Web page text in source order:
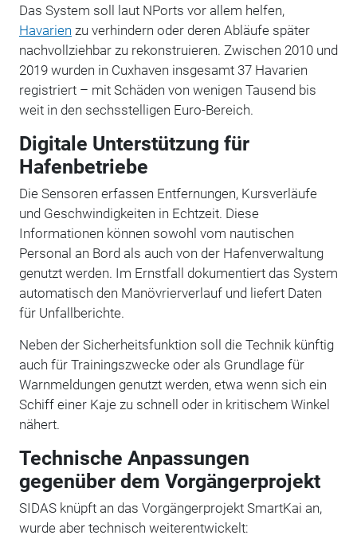
Das System soll laut NPorts vor allem helfen,
Havarien zu verhindern oder deren Abläufe später
nachvollziehbar zu rekonstruieren. Zwischen 2010 und
2019 wurden in Cuxhaven insgesamt 37 Havarien
registriert – mit Schäden von wenigen Tausend bis
weit in den sechsstelligen Euro-Bereich.
Digitale Unterstützung für
Hafenbetriebe
Die Sensoren erfassen Entfernungen, Kursverläufe
und Geschwindigkeiten in Echtzeit. Diese
Informationen können sowohl vom nautischen
Personal an Bord als auch von der Hafenverwaltung
genutzt werden. Im Ernstfall dokumentiert das System
automatisch den Manövrierverlauf und liefert Daten
für Unfallberichte.
Neben der Sicherheitsfunktion soll die Technik künftig
auch für Trainingszwecke oder als Grundlage für
Warnmeldungen genutzt werden, etwa wenn sich ein
Schiff einer Kaje zu schnell oder in kritischem Winkel
nähert.
Technische Anpassungen
gegenüber dem Vorgängerprojekt
SIDAS knüpft an das Vorgängerprojekt SmartKai an,
wurde aber technisch weiterentwickelt: